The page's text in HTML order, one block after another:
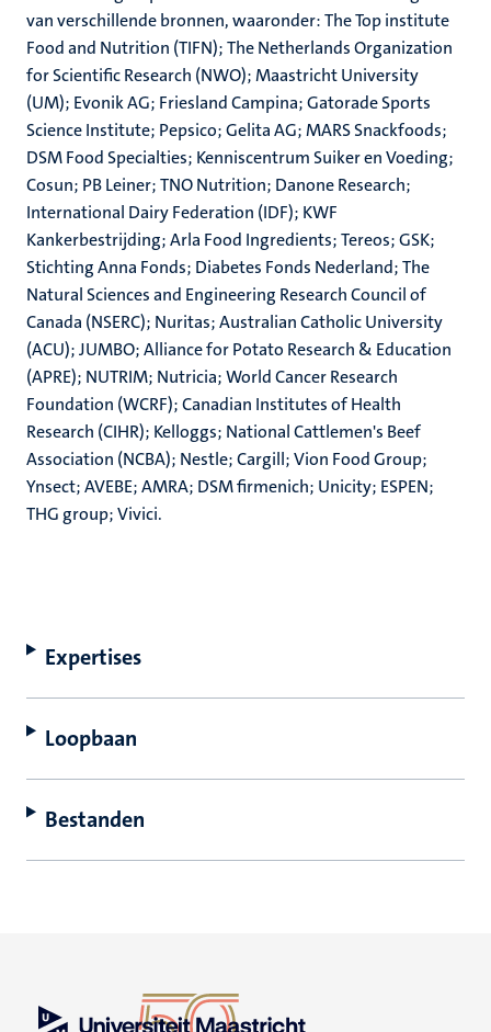
van verschillende bronnen, waaronder: The Top institute
Food and Nutrition (TIFN); The Netherlands Organization
for Scientific Research (NWO); Maastricht University
(UM); Evonik AG; Friesland Campina; Gatorade Sports
Science Institute; Pepsico; Gelita AG; MARS Snackfoods;
DSM Food Specialties; Kenniscentrum Suiker en Voeding;
Cosun; PB Leiner; TNO Nutrition; Danone Research;
International Dairy Federation (IDF); KWF
Kankerbestrijding; Arla Food Ingredients; Tereos; GSK;
Stichting Anna Fonds; Diabetes Fonds Nederland; The
Natural Sciences and Engineering Research Council of
Canada (NSERC); Nuritas; Australian Catholic University
(ACU); JUMBO; Alliance for Potato Research & Education
(APRE); NUTRIM; Nutricia; World Cancer Research
Foundation (WCRF); Canadian Institutes of Health
Research (CIHR); Kelloggs; National Cattlemen's Beef
Association (NCBA); Nestle; Cargill; Vion Food Group;
Ynsect; AVEBE; AMRA; DSM firmenich; Unicity; ESPEN;
THG group; Vivici.
Expertises
Loopbaan
Bestanden